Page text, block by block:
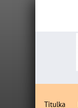
Titulka